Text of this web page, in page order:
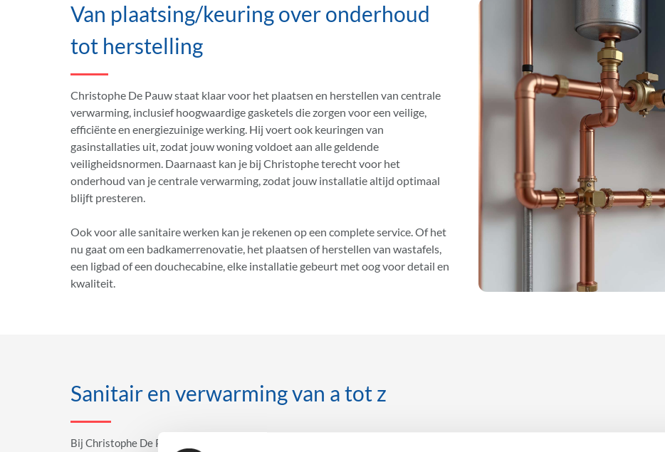
Van plaatsing/keuring over onderhoud
tot herstelling
Christophe De Pauw staat klaar voor het plaatsen en herstellen van centrale
verwarming, inclusief hoogwaardige gasketels die zorgen voor een veilige,
efficiënte en energiezuinige werking. Hij voert ook keuringen van
gasinstallaties uit, zodat jouw woning voldoet aan alle geldende
veiligheidsnormen. Daarnaast kan je bij Christophe terecht voor het
onderhoud van je centrale verwarming, zodat jouw installatie altijd optimaal
blijft presteren.
Ook voor alle sanitaire werken kan je rekenen op een complete service. Of het
nu gaat om een badkamerrenovatie, het plaatsen of herstellen van wastafels,
een ligbad of een douchecabine, elke installatie gebeurt met oog voor detail en
kwaliteit.
Sanitair en verwarming van a tot z
Bij Christophe De Pauw krijgt elke klant een all-in service die begint voor de eigenlijke werken! Christophe luistert namelijk